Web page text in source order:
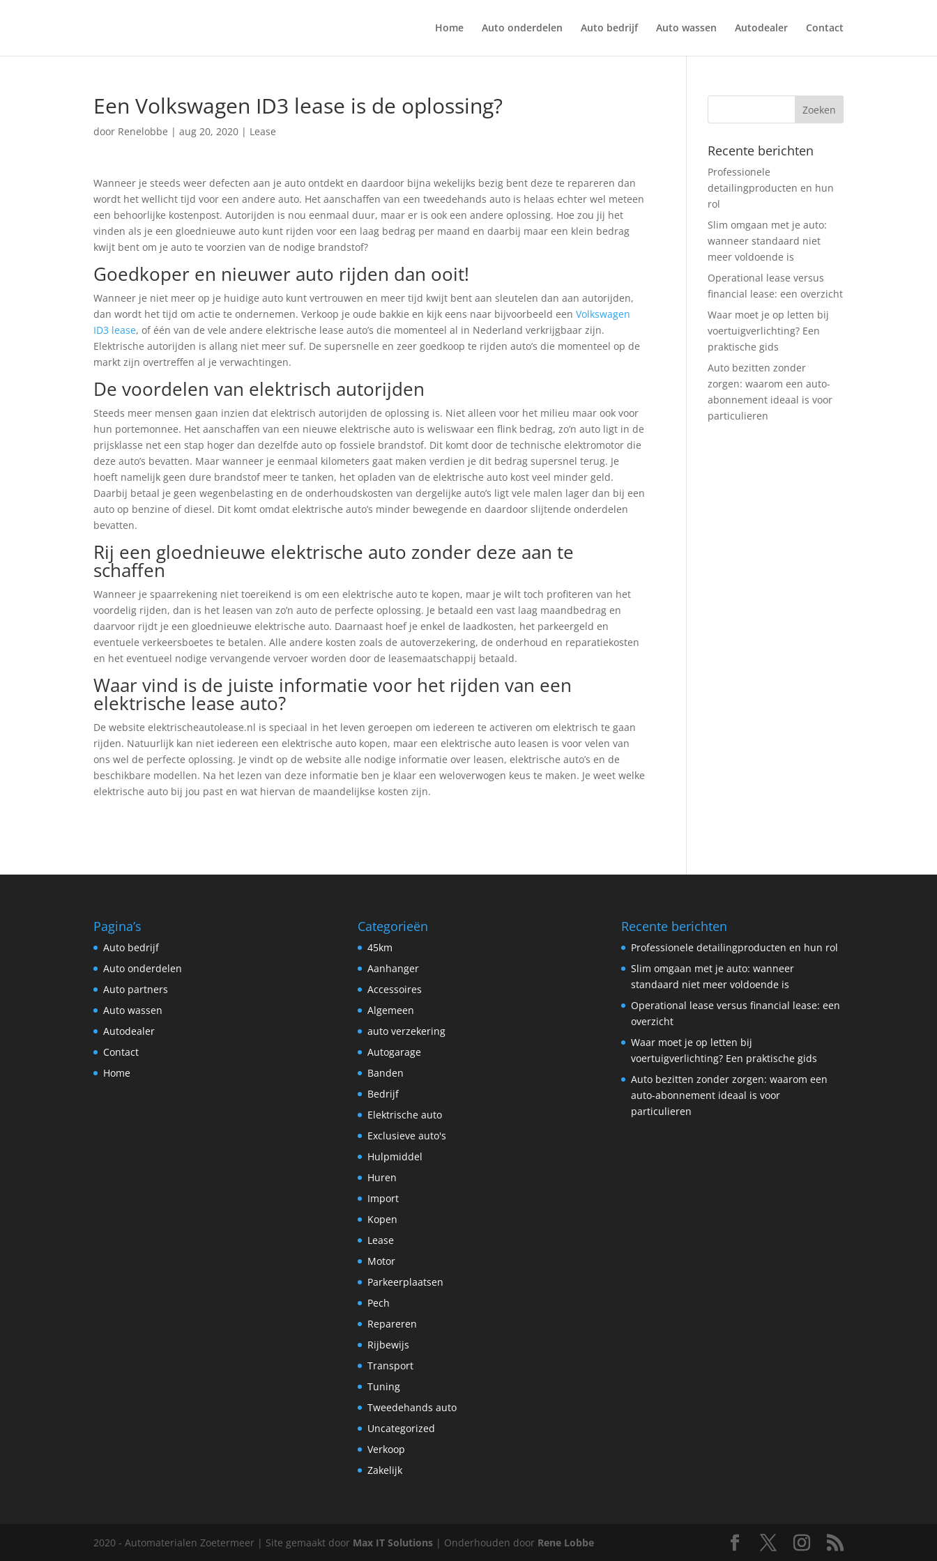
Home Auto onderdelen Auto bedrijf Auto wassen Autodealer Contact
Een Volkswagen ID3 lease is de oplossing?
door Renelobbe |aug 20, 2020 | Lease
Wanneer je steeds weer defecten aan je auto ontdekt en daardoor bijna wekelijks bezig bent deze te repareren dan
wordt het wellicht tijd voor een andere auto. Het aanschaffen van een tweedehands auto is helaas echter wel meteen
een behoorlijke kostenpost. Autorijden is nou eenmaal duur, maar er is ook een andere oplossing. Hoe zou jij het
vinden als je een gloednieuwe auto kunt rijden voor een laag bedrag per maand en daarbij maar een klein bedrag
kwijt bent om je auto te voorzien van de nodige brandstof?
Goedkoper en nieuwer auto rijden dan ooit!
Wanneer je niet meer op je huidige auto kunt vertrouwen en meer tijd kwijt bent aan sleutelen dan aan autorijden,
dan wordt het tijd om actie te ondernemen. Verkoop je oude bakkie en kijk eens naar bijvoorbeeld eenVolkswagen
ID3 lease, of één van de vele andere elektrische lease auto’s die momenteel al in Nederland verkrijgbaar zijn.
Elektrische autorijden is allang niet meer suf. De supersnelle en zeer goedkoop te rijden auto’s die momenteel op de
markt zijn overtreffen al je verwachtingen.
De voordelen van elektrisch autorijden
Steeds meer mensen gaan inzien dat elektrisch autorijden de oplossing is. Niet alleen voor het milieu maar ook voor
hun portemonnee. Het aanschaffen van een nieuwe elektrische auto is weliswaar een flink bedrag, zo’n auto ligt in de
prijsklasse net een stap hoger dan dezelfde auto op fossiele brandstof. Dit komt door de technische elektromotor die
deze auto’s bevatten. Maar wanneer je eenmaal kilometers gaat maken verdien je dit bedrag supersnel terug. Je
hoeft namelijk geen dure brandstof meer te tanken, het opladen van de elektrische auto kost veel minder geld.
Daarbij betaal je geen wegenbelasting en de onderhoudskosten van dergelijke auto’s ligt vele malen lager dan bij een
auto op benzine of diesel. Dit komt omdat elektrische auto’s minder bewegende en daardoor slijtende onderdelen
bevatten.
Rij een gloednieuwe elektrische auto zonder deze aan te
schaffen
Wanneer je spaarrekening niet toereikend is om een elektrische auto te kopen, maar je wilt toch profiteren van het
voordelig rijden, dan is het leasen van zo’n auto de perfecte oplossing. Je betaald een vast laag maandbedrag en
daarvoor rijdt je een gloednieuwe elektrische auto. Daarnaast hoef je enkel de laadkosten, het parkeergeld en
eventuele verkeersboetes te betalen. Alle andere kosten zoals de autoverzekering, de onderhoud en reparatiekosten
en het eventueel nodige vervangende vervoer worden door de leasemaatschappij betaald.
Waar vind is de juiste informatie voor het rijden van een
elektrische lease auto?
De website elektrischeautolease.nl is speciaal in het leven geroepen om iedereen te activeren om elektrisch te gaan
rijden. Natuurlijk kan niet iedereen een elektrische auto kopen, maar een elektrische auto leasen is voor velen van
ons wel de perfecte oplossing. Je vindt op de website alle nodige informatie over leasen, elektrische auto’s en de
beschikbare modellen. Na het lezen van deze informatie ben je klaar een weloverwogen keus te maken. Je weet welke
elektrische auto bij jou past en wat hiervan de maandelijkse kosten zijn.
Recente berichten
Professionele
detailingproducten en hun
rol
Slim omgaan met je auto:
wanneer standaard niet
meer voldoende is
Operational lease versus
financial lease: een overzicht
Waar moet je op letten bij
voertuigverlichting? Een
praktische gids
Auto bezitten zonder
zorgen: waarom een auto-
abonnement ideaal is voor
particulieren
Pagina’s
Auto bedrijf
Auto onderdelen
Auto partners
Auto wassen
Autodealer
Contact
Home
Categorieën
45km
Aanhanger
Accessoires
Algemeen
auto verzekering
Autogarage
Banden
Bedrijf
Elektrische auto
Exclusieve auto's
Hulpmiddel
Huren
Import
Kopen
Lease
Motor
Parkeerplaatsen
Pech
Repareren
Rijbewijs
Transport
Tuning
Tweedehands auto
Uncategorized
Verkoop
Zakelijk
Recente berichten
Professionele detailingproducten en hun rol
Slim omgaan met je auto: wanneer
standaard niet meer voldoende is
Operational lease versus financial lease: een
overzicht
Waar moet je op letten bij
voertuigverlichting? Een praktische gids
Auto bezitten zonder zorgen: waarom een
auto-abonnement ideaal is voor
particulieren
2020 - Automaterialen Zoetermeer | Site gemaakt door Max IT Solutions | Onderhouden door Rene Lobbe